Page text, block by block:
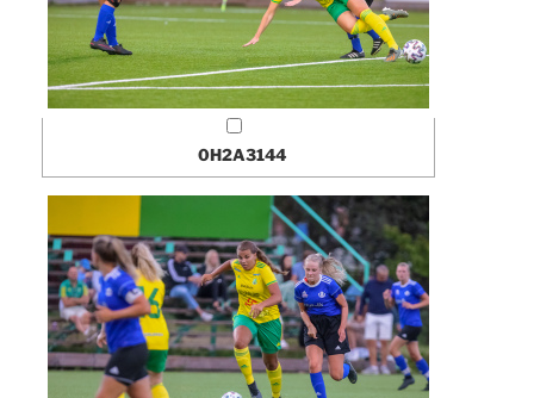
0H2A3144